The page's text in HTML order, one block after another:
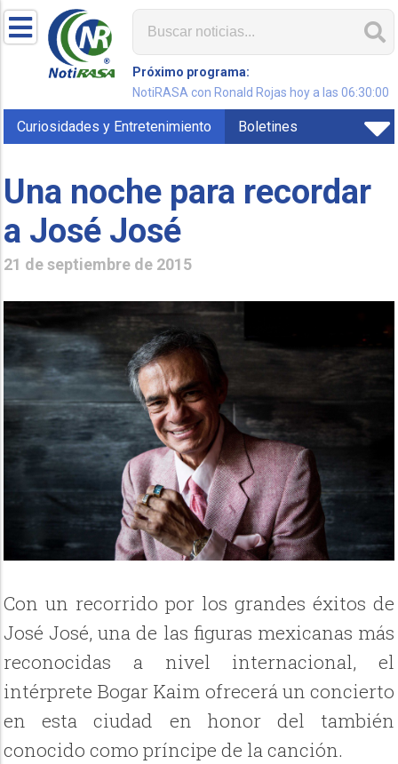
Próximo programa:
NotiRASA con Ronald Rojas hoy a las 06:30:00
Curiosidades y Entretenimiento Boletines
Una noche para recordar
a José José
21 de septiembre de 2015
Con un recorrido por los grandes éxitos de
José José, una de las figuras mexicanas más
reconocidas a nivel internacional, el
intérprete Bogar Kaim ofrecerá un concierto
en esta ciudad en honor del también
conocido como príncipe de la canción.